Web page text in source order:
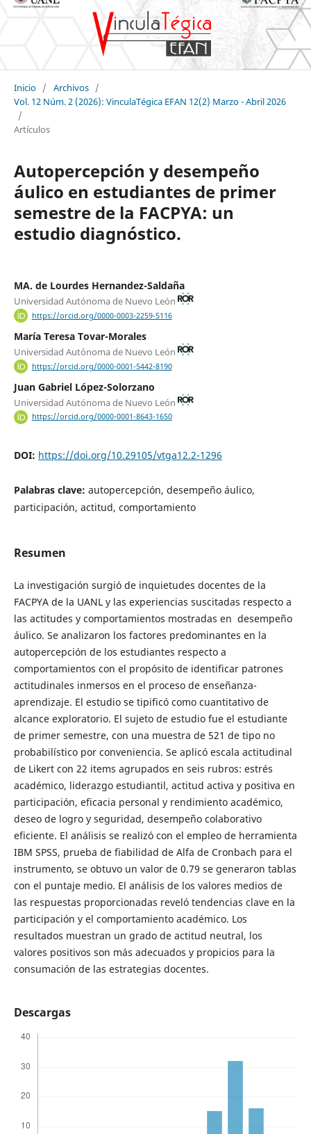
Inicio / Archivos /
Vol. 12 Núm. 2 (2026): VinculaTégica EFAN 12(2) Marzo - Abril 2026
/
Artículos
Autopercepción y desempeño
áulico en estudiantes de primer
semestre de la FACPYA: un
estudio diagnóstico.
MA. de Lourdes Hernandez-Saldaña
Universidad Autónoma de Nuevo León
https://orcid.org/0000-0003-2259-5116
María Teresa Tovar-Morales
Universidad Autónoma de Nuevo León
https://orcid.org/0000-0001-5442-8190
Juan Gabriel López-Solorzano
Universidad Autónoma de Nuevo León
https://orcid.org/0000-0001-8643-1650
DOI: https://doi.org/10.29105/vtga12.2-1296
Palabras clave: autopercepción, desempeño áulico,
participación, actitud, comportamiento
Resumen
La investigación surgió de inquietudes docentes de la
FACPYA de la UANL y las experiencias suscitadas respecto a
las actitudes y comportamientos mostradas en desempeño
áulico. Se analizaron los factores predominantes en la
autopercepción de los estudiantes respecto a
comportamientos con el propósito de identificar patrones
actitudinales inmersos en el proceso de enseñanza-
aprendizaje. El estudio se tipificó como cuantitativo de
alcance exploratorio. El sujeto de estudio fue el estudiante
de primer semestre, con una muestra de 521 de tipo no
probabilístico por conveniencia. Se aplicó escala actitudinal
de Likert con 22 items agrupados en seis rubros: estrés
académico, liderazgo estudiantil, actitud activa y positiva en
participación, eficacia personal y rendimiento académico,
deseo de logro y seguridad, desempeño colaborativo
eficiente. El análisis se realizó con el empleo de herramienta
IBM SPSS, prueba de fiabilidad de Alfa de Cronbach para el
instrumento, se obtuvo un valor de 0.79 se generaron tablas
con el puntaje medio. El análisis de los valores medios de
las respuestas proporcionadas reveló tendencias clave en la
participación y el comportamiento académico. Los
resultados muestran un grado de actitud neutral, los
valores positivos son más adecuados y propicios para la
consumación de las estrategias docentes.
Descargas